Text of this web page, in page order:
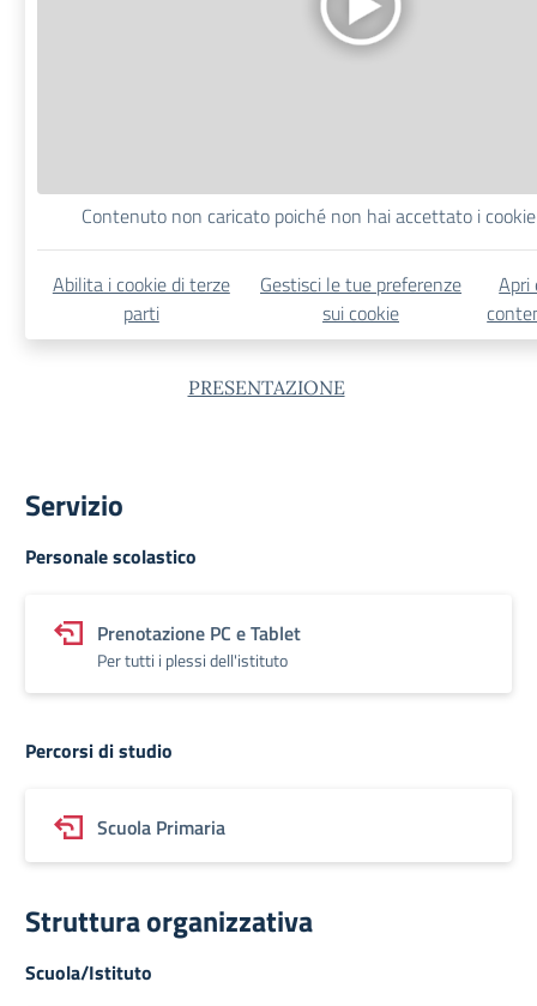
Contenuto non caricato poiché non hai accettato i
Abilita i cookie di terze
parti
Gestisci le tue preferenze
sui cookie
Apri
PRESENTAZIONE
Servizio
Personale scolastico
Prenotazione PC e Tablet
Per tutti i plessi dell'istituto
Percorsi di studio
Scuola Primaria
Struttura organizzativa
Scuola/Istituto